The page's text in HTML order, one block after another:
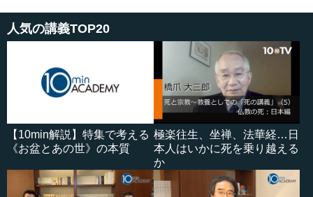
人気の講義TOP20
【10min解説】特集で考える
《お盆とあの世》の本質
極楽往生、坐禅、法華経…日
本人はいかに死を乗り越える
か